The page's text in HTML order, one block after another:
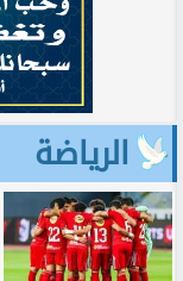
الرياضة